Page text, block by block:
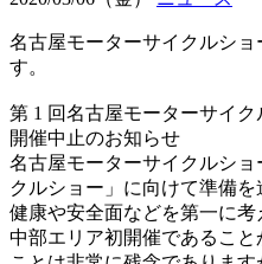
名古屋モーターサイクルシ
す。
第 1 回名古屋モーターサイク
開催中止のお知らせ
名古屋モーターサイクルショ
クルショー」に向けて準備
健康や安全面などを第一に考
中部エリア初開催であるこ